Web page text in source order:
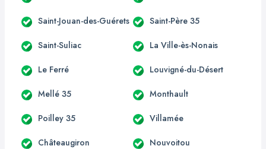
Saint-Jouan-des-Guérets Saint-Père 35
Saint-Suliac La Ville-ès-Nonais
Le Ferré Louvigné-du-Désert
Mellé 35 Monthault
Poilley 35 Villamée
Châteaugiron Nouvoitou